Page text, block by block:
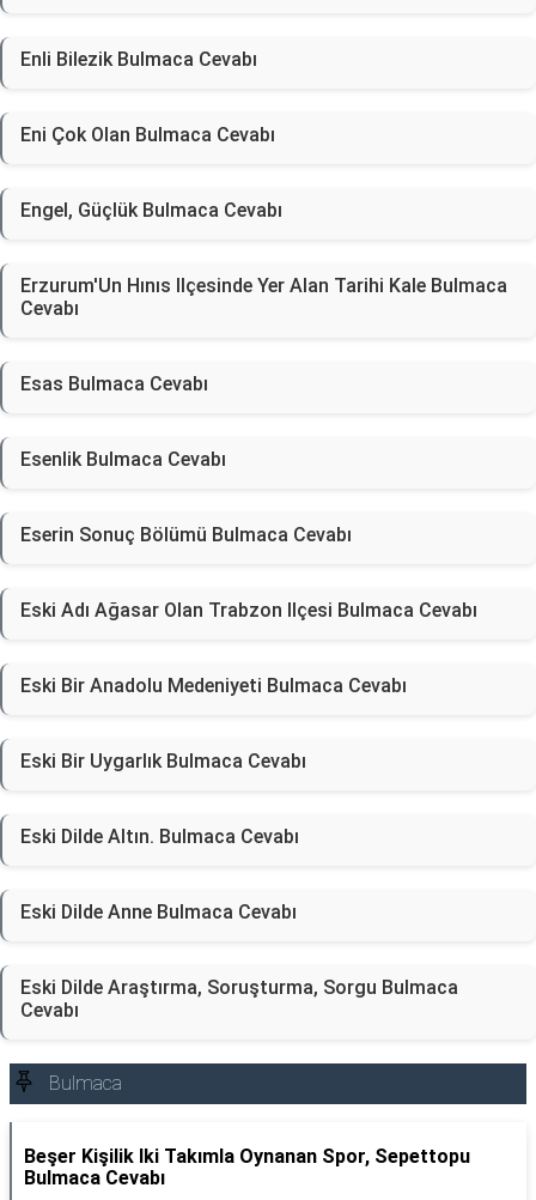
Enli Bilezik Bulmaca Cevabı
Eni Çok Olan Bulmaca Cevabı
Engel, Güçlük Bulmaca Cevabı
Erzurum'Un Hınıs Ilçesinde Yer Alan Tarihi Kale Bulmaca
Cevabı
Esas Bulmaca Cevabı
Esenlik Bulmaca Cevabı
Eserin Sonuç Bölümü Bulmaca Cevabı
Eski Adı Ağasar Olan Trabzon Ilçesi Bulmaca Cevabı
Eski Bir Anadolu Medeniyeti Bulmaca Cevabı
Eski Bir Uygarlık Bulmaca Cevabı
Eski Dilde Altın. Bulmaca Cevabı
Eski Dilde Anne Bulmaca Cevabı
Eski Dilde Araştırma, Soruşturma, Sorgu Bulmaca
Cevabı
Bulmaca
Beşer Kişilik Iki Takımla Oynanan Spor, Sepettopu
Bulmaca Cevabı